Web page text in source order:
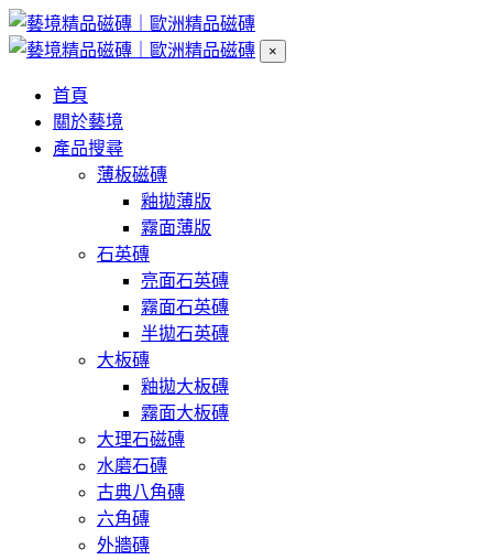
×
首頁
關於藝境
產品搜尋
薄板磁磚
釉拋薄版
霧面薄版
石英磚
亮面石英磚
霧面石英磚
半拋石英磚
大板磚
釉拋大板磚
霧面大板磚
大理石磁磚
水磨石磚
古典八角磚
六角磚
外牆磚